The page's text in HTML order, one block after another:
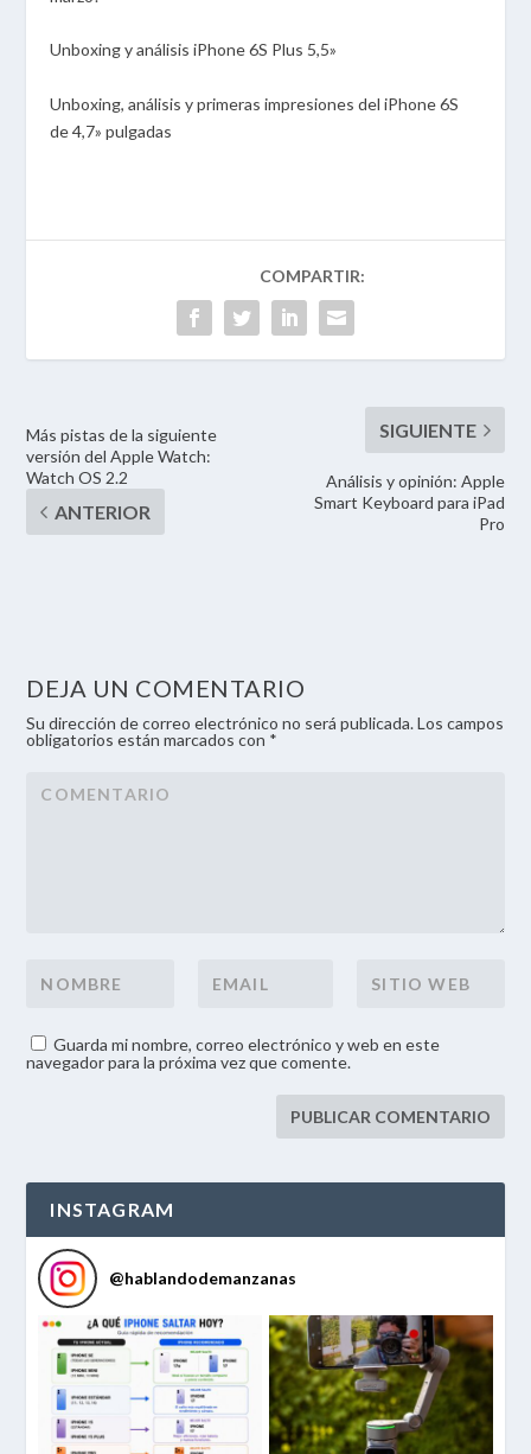
Unboxing y análisis iPhone 6S Plus 5,5»
Unboxing, análisis y primeras impresiones del iPhone 6S
de 4,7» pulgadas
Más pistas de la siguiente
versión del Apple Watch:
Watch OS 2.2
Análisis y opinión: Apple
Smart Keyboard para iPad
Pro
DEJA UN COMENTARIO
Su dirección de correo electrónico no será publicada. Los campos
obligatorios están marcados con *
Guarda mi nombre, correo electrónico y web en este
navegador para la próxima vez que comente.
INSTAGRAM
@hablandodemanzanas